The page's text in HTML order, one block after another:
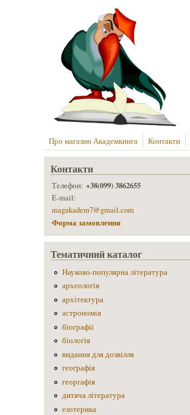
Про магазин Академкнига Контакти
Контакти
Телефон:+38(099) 3862655
E-mail:
magakadem7@gmail.com
Форма замовлення
Тематичний каталог
Науково-популярна література
археологія
архітектура
астрономія
біографії
біологія
видання для дозвілля
географія
георгафія
дитяча література
езотерика